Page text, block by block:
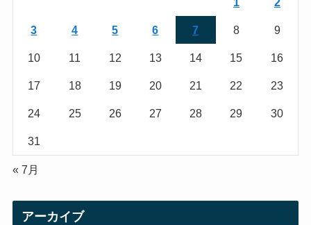
3 4 5 6 7 8 9
10 11 12 13 14 15 16
17 18 19 20 21 22 23
24 25 26 27 28 29 30
31
« 7月
アーカイブ